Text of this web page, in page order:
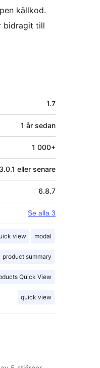
källkod.
bidragit till
1.7
1 år sedan
1 000+
3.0.1 eller senare
6.8.7
Se alla 3
view modal
product summary
Quick View
quick view